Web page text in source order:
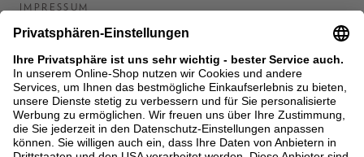
IMPRESSUM
BARRIEREFREIHEITSERKLÄRUNG
KONTAKT
COOKIES
MEN'S WORLD: BRAUN HAMBURG